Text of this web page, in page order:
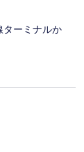
ターミナルか